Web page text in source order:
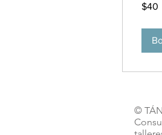
pesos
$40
©